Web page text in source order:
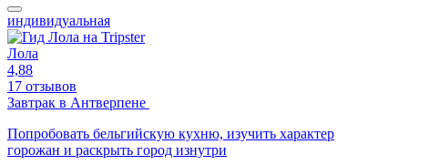
индивидуальная
Лола
4,88
17 отзывов
Завтрак в Антверпене
Попробовать бельгийскую кухню, изучить характер
горожан и раскрыть город изнутри